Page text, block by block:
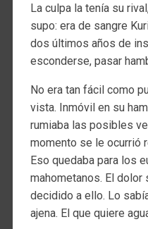
La culpa la tenía su
supo: era de sangre
dos últimos años de
esconderse, pasar
No era tan fácil como
vista. Inmóvil en su
rumiaba las posibles
momento se le ocurrió
Eso quedaba para los
mahometanos. El dolor
decidido a ello. Lo
ajena. El que quiere